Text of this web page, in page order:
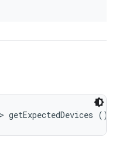
getExpectedDevices ()